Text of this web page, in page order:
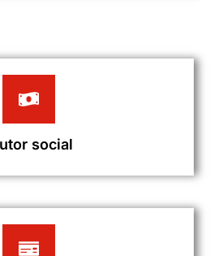
social